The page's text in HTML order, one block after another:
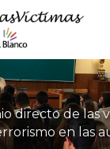
directo de las
en las